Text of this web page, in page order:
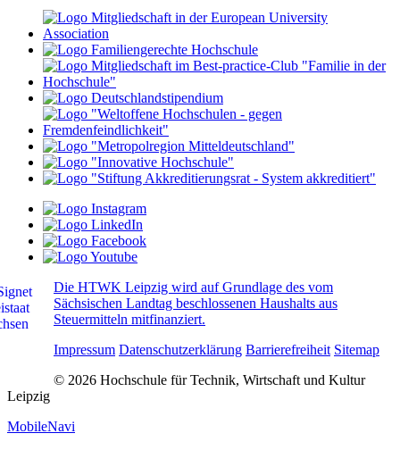
Die HTWK Leipzig wird auf Grundlage des vom
Sächsischen Landtag beschlossenen Haushalts aus
Steuermitteln mitfinanziert.
Impressum Datenschutzerklärung Barrierefreiheit Sitemap
© 2026 Hochschule für Technik, Wirtschaft und Kultur
Leipzig
MobileNavi